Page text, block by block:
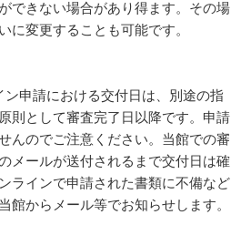
できない場合があり得ます。その場
に変更することも可能です。
ン申請における交付日は、別途の指
則として審査完了日以降です。申請
んのでご注意ください。当館での審
メールが送付されるまで交付日は確
ラインで申請された書類に不備など
館からメール等でお知らせします。